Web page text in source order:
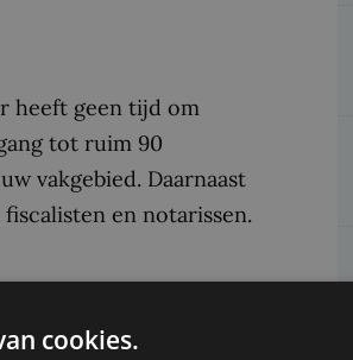
heeft geen tijd om
tot ruim 90
vakgebied. Daarnaast
en notarissen.
cookies.